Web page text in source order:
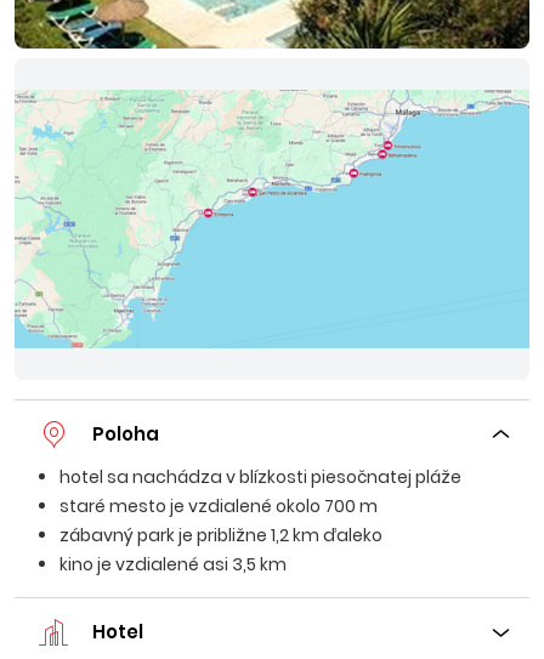
Poloha
hotel sa nachádza v blízkosti piesočnatej pláže
staré mesto je vzdialené okolo 700 m
zábavný park je približne 1,2 km ďaleko
kino je vzdialené asi 3,5 km
Hotel